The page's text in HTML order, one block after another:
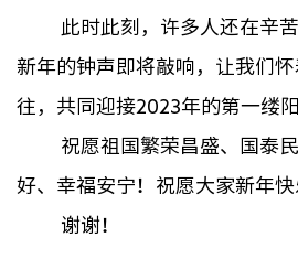
此时此刻，许多人还在辛
新年的钟声即将敲响，让我们
往，共同迎接2023年的第一缕阳
祝愿祖国繁荣昌盛、国泰
好、幸福安宁！祝愿大家新年快
谢谢！